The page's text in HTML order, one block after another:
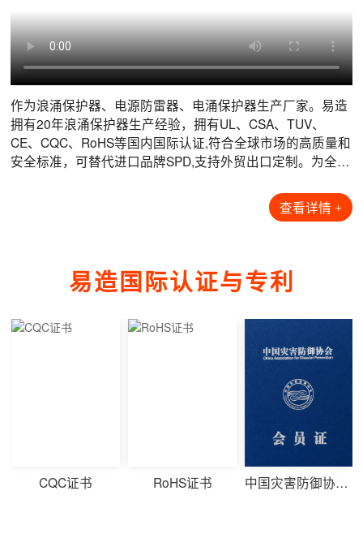
的关键载体，它不仅是数据存储中心，而且是数据流通中
心，信息化的核心场所，其复杂性和重要性不言而喻。机房
设备具有多样性和敏感性，瞬态过电压是导致电子系统故障
的根源之一，它们会在建筑物内扩散，并损坏敏感设备，如
服务器和存储架、安全系统、逆变器和空调设备，造成通讯
阻断等不可
查看详情 >
数据机房项目案例 【查看全部+】
工商业储能项目浪涌保护器配套-易造防雷
机所在位置的高度及开阔的地形，导致了风机的雷击次数远
高于当地平均地闪密度下的雷击次数。风力发电机组内部集
成了大量的敏感电子电气元件，如果遭受雷击(特别是叶片和
发电机贵重部件遭受雷击)，除了损失修复期间的电费收入
外，还要负担受损部件拆装和维修的巨大费用，因此，预防
雷击危
查看详情 >
风力发电项目案例 【查看全部+】
工商业储能项目浪涌保护器配套-易造防雷
电池以及相应的总线控制系统等构成。由于耦合面、系统构
造和室外特殊安装环境的原因，光伏系统面临着遭受雷击和
电涌电压的风险：1. 由于光伏阵列安装位置的暴露特性，雷
电直击风险较高；2. 浪涌过电压风险，会导致从组件到逆变
器再到整个系统的电气设备损坏或瘫痪。易造为光伏系统提
查看详情 >
光伏发电项目案例 【查看全部+】
工商业储能项目浪涌保护器配套-易造防雷
可用性、雷击故障的可能性和后果，定义其防护等级为A
类，常用的起重机设备为钢材质，极易遭受直击雷导致设备
损坏。港口高压架空线路上遭受的直击雷会沿着供电线路，
通过变电所、箱变等供配电设施引入到岸桥，供电电源经港
区配电房引出，沿电缆沟敷设至每台岸桥底部，再经过电缆
拖动转盘引
查看详情 >
港口码头项目案例 【查看全部+】
工商业储能项目浪涌保护器配套-易造防雷
作为浪涌保护器、电源防雷器、电涌保护器生产厂家。易造
拥有20年浪涌保护器生产经验，拥有UL、CSA、TUV、
CE、CQC、RoHS等国内国际认证,符合全球市场的高质量和
安全标准，可替代进口品牌SPD,支持外贸出口定制。为全球
查看详情 +
易造国际认证与专利
RoHS证书 UL证书